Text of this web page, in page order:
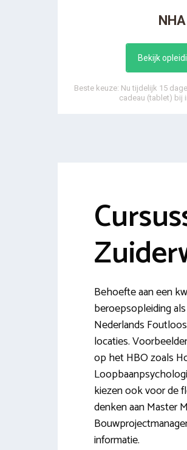
NHA
Bekijk
Beste keuze: Nu tijdelijk 15
cadeau (tablet) bij
Behoefte aan een
beroepsopleiding
Nederlands
locaties.
op het HBO zoals
kiezen ook voor de
denken aan Master
informatie.